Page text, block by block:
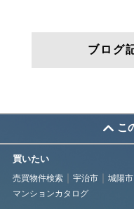
ブログ
こ
買いたい
売買物件検索 宇治市 城陽市
マンションカタログ